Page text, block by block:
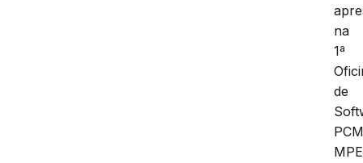
na
1ª
de